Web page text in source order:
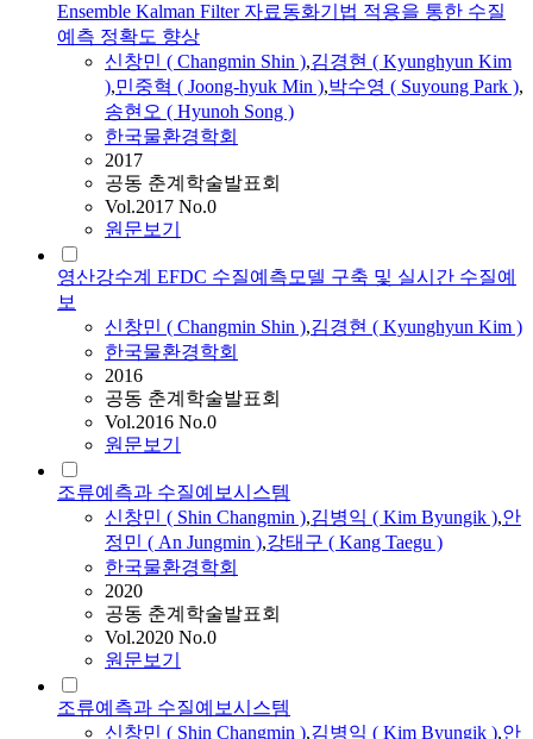
Ensemble Kalman Filter 자료동화기법 적용을 통한 수질
예측 정확도 향상
신창민 ( Changmin Shin ),김경현 ( Kyunghyun Kim
),민중혁 ( Joong-hyuk Min ),박수영 ( Suyoung Park ),
송현오 ( Hyunoh Song )
한국물환경학회
2017
공동 춘계학술발표회
Vol.2017 No.0
원문보기
영산강수계 EFDC 수질예측모델 구축 및 실시간 수질예
보
신창민 ( Changmin Shin ),김경현 ( Kyunghyun Kim )
한국물환경학회
2016
공동 춘계학술발표회
Vol.2016 No.0
원문보기
조류예측과 수질예보시스템
신창민 ( Shin Changmin ),김병익 ( Kim Byungik ),안
정민 ( An Jungmin ),강태구 ( Kang Taegu )
한국물환경학회
2020
공동 춘계학술발표회
Vol.2020 No.0
원문보기
조류예측과 수질예보시스템
신창민 ( Shin Changmin ),김병익 ( Kim Byungik ),안